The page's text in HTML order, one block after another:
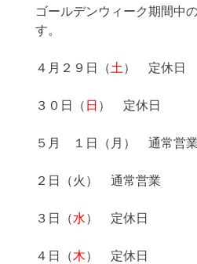
ゴールデンウィーク期間中
す。
４月２９日（土） 定休日
３０日（ 日 ） 定休日
５月 １日（月） 通常営業
２日（火） 通常営業
３日（水） 定休日
４日（木） 定休日